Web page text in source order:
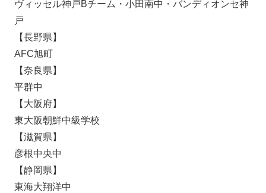
ヴィッセル神戸Bチーム・小田南中・バンディオンセ神
戸
【長野県】
AFC旭町
【奈良県】
平群中
【大阪府】
東大阪朝鮮中級学校
【滋賀県】
彦根中央中
【静岡県】
東海大翔洋中